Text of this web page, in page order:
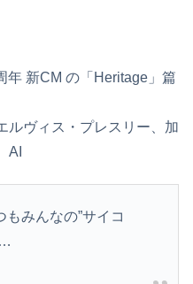
年 新CM の「Heritage」篇
ルヴィス・プレスリー、加
AI
もみんなの”サイコ